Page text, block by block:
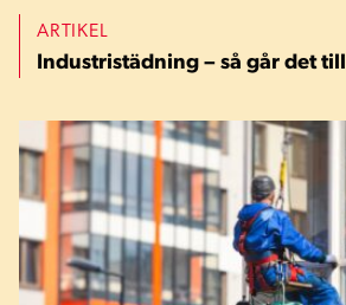
ARTIKEL
Industristädning – så går det till